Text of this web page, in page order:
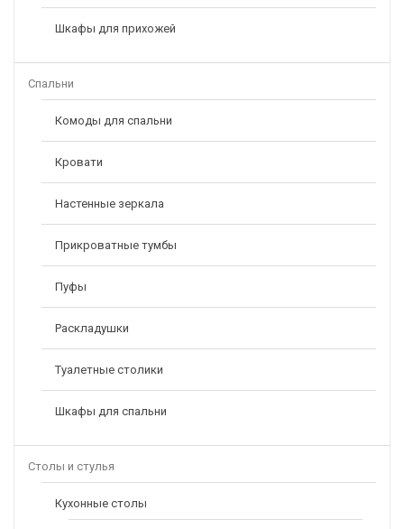
Шкафы для прихожей
Спальни
Комоды для спальни
Кровати
Настенные зеркала
Прикроватные тумбы
Пуфы
Раскладушки
Туалетные столики
Шкафы для спальни
Столы и стулья
Кухонные столы